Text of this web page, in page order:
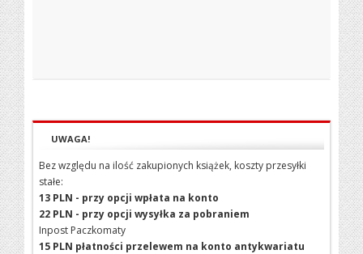
UWAGA!
Bez względu na ilość zakupionych książek, koszty przesyłki
stałe:
13 PLN - przy opcji wpłata na konto
22 PLN - przy opcji wysyłka za pobraniem
Inpost Paczkomaty
15 PLN płatności przelewem na konto antykwariatu